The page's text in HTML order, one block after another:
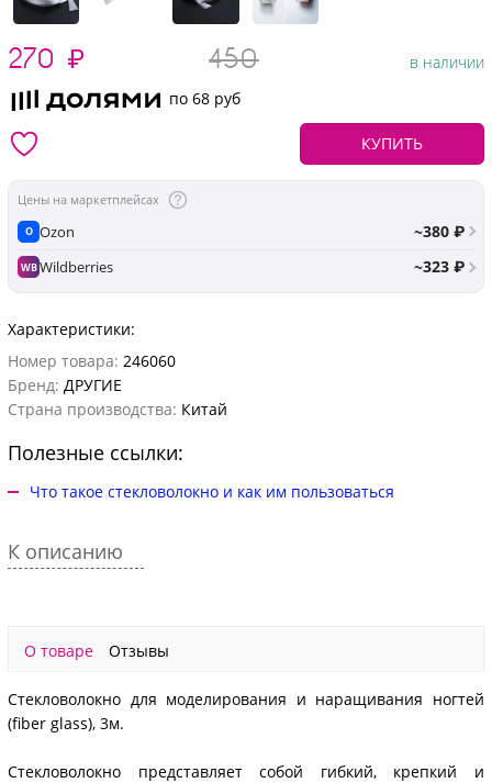
270 ₽ 450
в наличии
по 68 руб
КУПИТЬ
Цены на маркетплейсах
O Ozon ~380 ₽
WBWildberries ~323 ₽
Характеристики:
Номер товара: 246060
Бренд: ДРУГИЕ
Страна производства: Китай
Полезные ссылки:
Что такое стекловолокно и как им пользоваться
К описанию
О товаре Отзывы
Стекловолокно для моделирования и наращивания ногтей
(fiber glass), 3м.
Стекловолокно представляет собой гибкий, крепкий и